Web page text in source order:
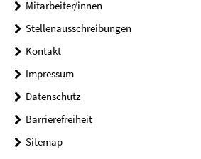
Mitarbeiter/innen
Stellenausschreibungen
Kontakt
Impressum
Datenschutz
Barrierefreiheit
Sitemap